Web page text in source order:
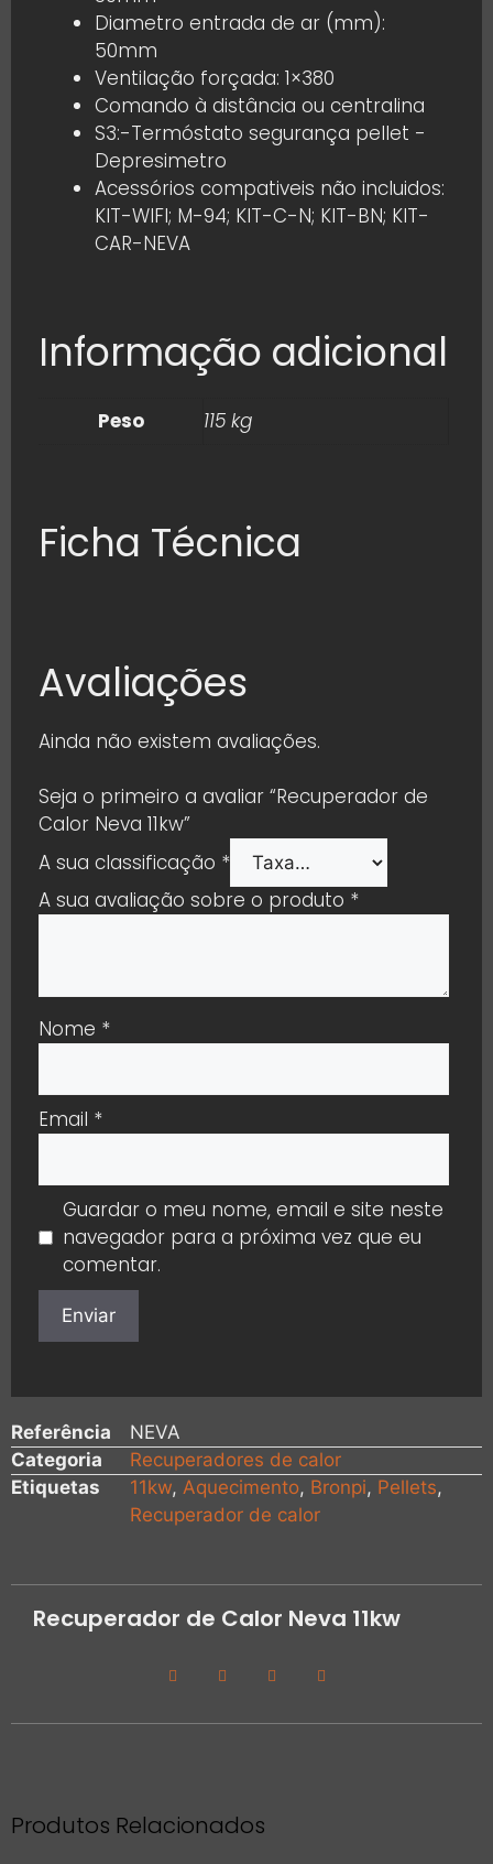
Diametro entrada de ar (mm):
50mm
Ventilação forçada: 1×380
Comando à distância ou centralina
S3:-Termóstato segurança pellet -
Depresimetro
Acessórios compativeis não incluidos:
KIT-WIFI; M-94; KIT-C-N; KIT-BN; KIT-
CAR-NEVA
Informação adicional
Peso 115 kg
Ficha Técnica
Avaliações
Ainda não existem avaliações.
Seja o primeiro a avaliar “Recuperador de
Calor Neva 11kw”
A sua classificação *
A sua avaliação sobre o produto *
Nome *
Email *
Guardar o meu nome, email e site neste
navegador para a próxima vez que eu
comentar.
Referência
NEVA
Categoria
Recuperadores de calor
Etiquetas
11kw, Aquecimento, Bronpi, Pellets,
Recuperador de calor
Recuperador de Calor Neva 11kw
Produtos Relacionados